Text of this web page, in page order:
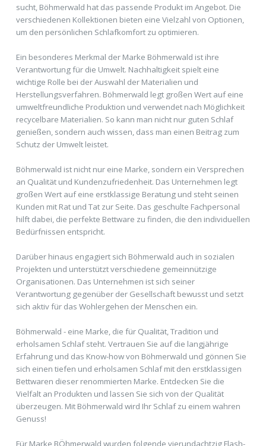
sucht, Böhmerwald hat das passende Produkt im Angebot. Die
verschiedenen Kollektionen bieten eine Vielzahl von Optionen,
um den persönlichen Schlafkomfort zu optimieren.
Ein besonderes Merkmal der Marke Böhmerwald ist ihre
Verantwortung für die Umwelt. Nachhaltigkeit spielt eine
wichtige Rolle bei der Auswahl der Materialien und
Herstellungsverfahren. Böhmerwald legt großen Wert auf eine
umweltfreundliche Produktion und verwendet nach Möglichkeit
recycelbare Materialien. So kann man nicht nur guten Schlaf
genießen, sondern auch wissen, dass man einen Beitrag zum
Schutz der Umwelt leistet.
Böhmerwald ist nicht nur eine Marke, sondern ein Versprechen
an Qualität und Kundenzufriedenheit. Das Unternehmen legt
großen Wert auf eine erstklassige Beratung und steht seinen
Kunden mit Rat und Tat zur Seite. Das geschulte Fachpersonal
hilft dabei, die perfekte Bettware zu finden, die den individuellen
Bedürfnissen entspricht.
Darüber hinaus engagiert sich Böhmerwald auch in sozialen
Projekten und unterstützt verschiedene gemeinnützige
Organisationen. Das Unternehmen ist sich seiner
Verantwortung gegenüber der Gesellschaft bewusst und setzt
sich aktiv für das Wohlergehen der Menschen ein.
Böhmerwald - eine Marke, die für Qualität, Tradition und
erholsamen Schlaf steht. Vertrauen Sie auf die langjährige
Erfahrung und das Know-how von Böhmerwald und gönnen Sie
sich einen tiefen und erholsamen Schlaf mit den erstklassigen
Bettwaren dieser renommierten Marke. Entdecken Sie die
Vielfalt an Produkten und lassen Sie sich von der Qualität
überzeugen. Mit Böhmerwald wird Ihr Schlaf zu einem wahren
Genuss!
Für Marke BÖhmerwald wurden folgende vierundachtzig Flash-